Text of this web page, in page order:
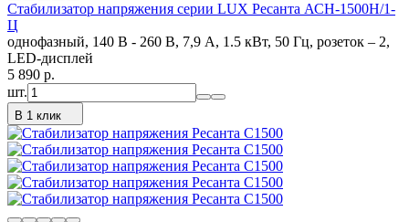
Стабилизатор напряжения серии LUX Ресанта АСН-1500Н/1-
Ц
однофазный, 140 В - 260 В, 7,9 А, 1.5 кВт, 50 Гц, розеток – 2,
LED-дисплей
5 890 p.
шт.
В 1 клик